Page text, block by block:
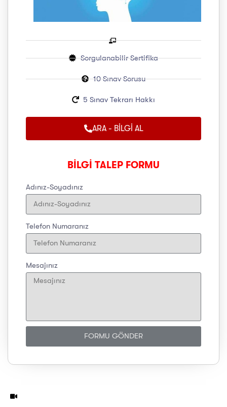
Sorgulanabilir Sertifika
10 Sınav Sorusu
5 Sınav Tekrarı Hakkı
ARA - BİLGİ AL
BİLGİ TALEP FORMU
Adınız-Soyadınız
Telefon Numaranız
Mesajınız
FORMU GÖNDER